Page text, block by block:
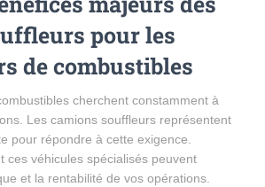
pour les
de combustibles
cherchent constamment à
Les camions souffleurs représentent
pour répondre à cette exigence.
ces véhicules spécialisés peuvent
et la rentabilité de vos opérations.